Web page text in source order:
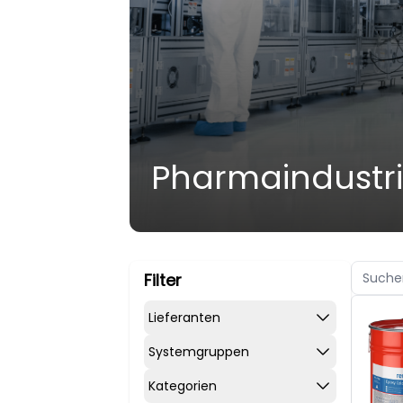
Filter
Lieferanten
Systemgruppen
Kategorien